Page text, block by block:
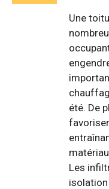
Une
été. De
Les
isolation